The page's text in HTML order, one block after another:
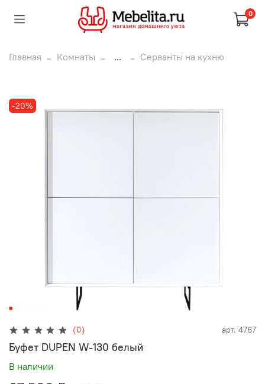
0
Главная Комнаты ... Серванты на кухню
-20%
(0) арт. 4767
Буфет DUPEN W-130 белый
В наличии